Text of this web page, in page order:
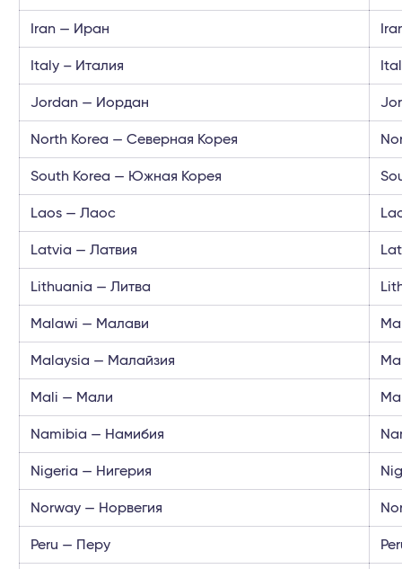
Iran — Иран
Italy – Италия
Jordan — Иордан
North Korea — Северная Корея
South Korea — Южная Корея
Laos — Лаос
Latvia — Латвия
Lithuania — Литва
Malawi — Малави
Malaysia — Малайзия
Mali — Мали
Namibia — Намибия
Nigeria — Нигерия
Norway — Норвегия
Peru — Перу